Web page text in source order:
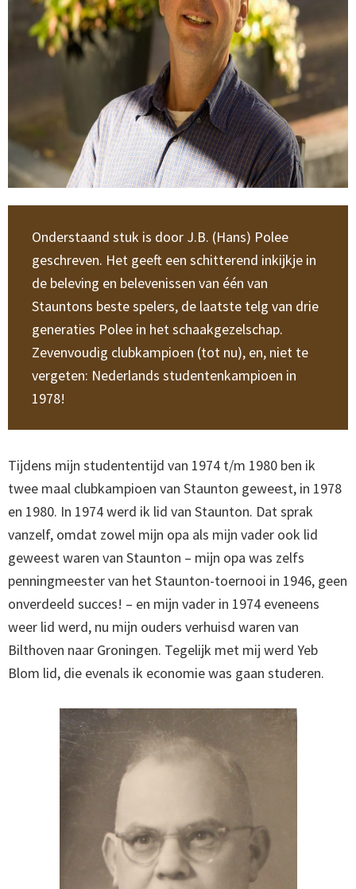
Onderstaand stuk is door J.B. (Hans) Polee
geschreven. Het geeft een schitterend inkijkje in
de beleving en belevenissen van één van
Stauntons beste spelers, de laatste telg van drie
generaties Polee in het schaakgezelschap.
Zevenvoudig clubkampioen (tot nu), en, niet te
vergeten: Nederlands studentenkampioen in
1978!
Tijdens mijn studententijd van 1974 t/m 1980 ben ik
twee maal clubkampioen van Staunton geweest, in 1978
en 1980. In 1974 werd ik lid van Staunton. Dat sprak
vanzelf, omdat zowel mijn opa als mijn vader ook lid
geweest waren van Staunton – mijn opa was zelfs
penningmeester van het Staunton-toernooi in 1946, geen
onverdeeld succes! – en mijn vader in 1974 eveneens
weer lid werd, nu mijn ouders verhuisd waren van
Bilthoven naar Groningen. Tegelijk met mij werd Yeb
Blom lid, die evenals ik economie was gaan studeren.